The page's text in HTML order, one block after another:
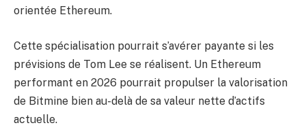
orientée Ethereum.
Cette spécialisation pourrait s’avérer payante si les
prévisions de Tom Lee se réalisent. Un Ethereum
performant en 2026 pourrait propulser la valorisation
de Bitmine bien au-delà de sa valeur nette d’actifs
actuelle.